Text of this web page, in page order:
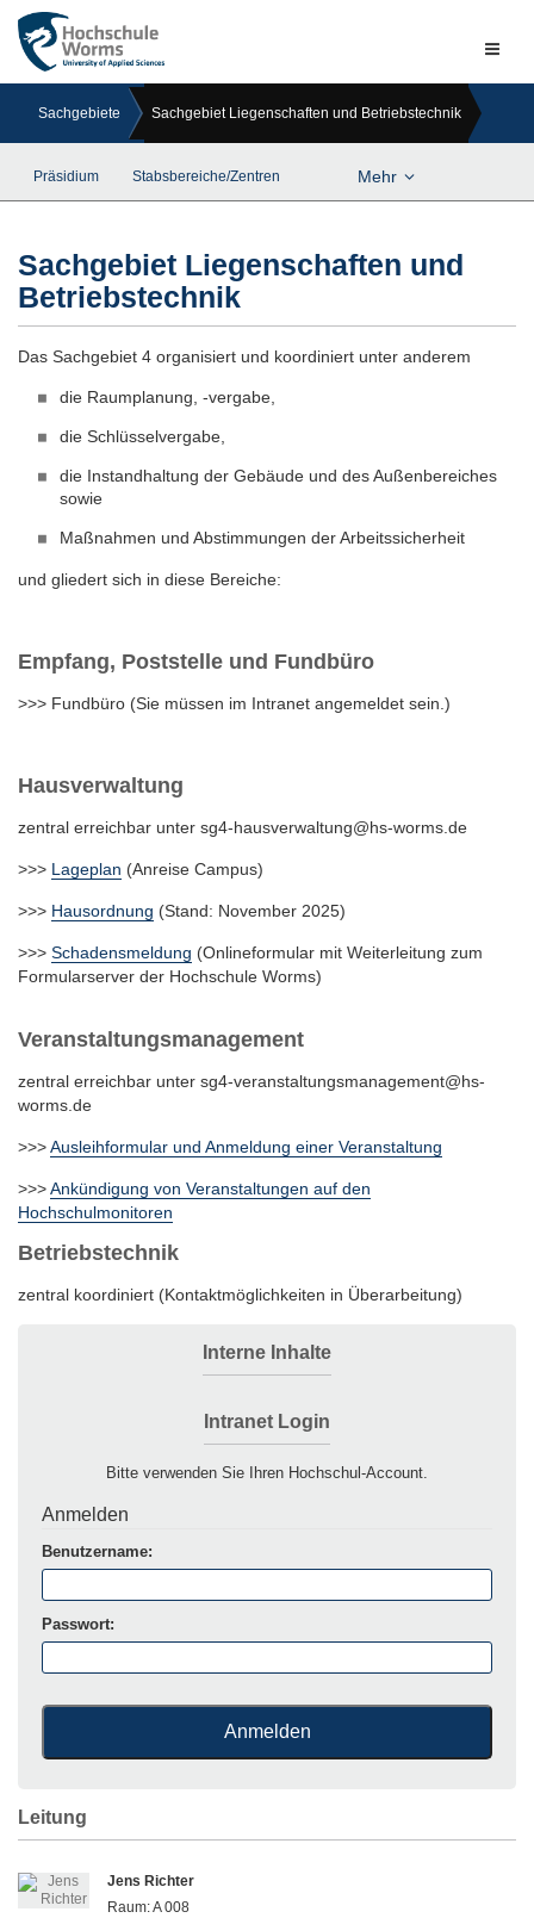
Sachgebiete Sachgebiet Liegenschaften und Betriebstechnik
Präsidium Stabsbereiche/Zentren Mehr
Sachgebiet Liegenschaften und
Betriebstechnik
Das Sachgebiet 4 organisiert und koordiniert unter anderem
die Raumplanung, -vergabe,
die Schlüsselvergabe,
die Instandhaltung der Gebäude und des Außenbereiches
sowie
Maßnahmen und Abstimmungen der Arbeitssicherheit
und gliedert sich in diese Bereiche:
Empfang, Poststelle und Fundbüro
>>> Fundbüro (Sie müssen im Intranet angemeldet sein.)
Hausverwaltung
zentral erreichbar unter sg4-hausverwaltung@hs-worms.de
>>> Lageplan (Anreise Campus)
>>> Hausordnung (Stand: November 2025)
>>> Schadensmeldung (Onlineformular mit Weiterleitung zum
Formularserver der Hochschule Worms)
Veranstaltungsmanagement
zentral erreichbar unter sg4-veranstaltungsmanagement@hs-
worms.de
>>>Ausleihformular und Anmeldung einer Veranstaltung
>>>Ankündigung von Veranstaltungen auf den
Hochschulmonitoren
Betriebstechnik
zentral koordiniert (Kontaktmöglichkeiten in Überarbeitung)
Interne Inhalte
Intranet Login
Bitte verwenden Sie Ihren Hochschul-Account.
Anmelden
Benutzername:
Passwort:
Leitung
Jens Richter
Raum:A 008